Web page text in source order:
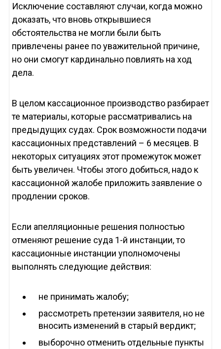
Исключение составляют случаи, когда можно
доказать, что вновь открывшиеся
обстоятельства не могли были быть
привлечены ранее по уважительной причине,
но они смогут кардинально повлиять на ход
дела.
В целом кассационное производство разбирает
те материалы, которые рассматривались на
предыдущих судах. Срок возможности подачи
кассационных представлений – 6 месяцев. В
некоторых ситуациях этот промежуток может
быть увеличен. Чтобы этого добиться, надо к
кассационной жалобе приложить заявление о
продлении сроков.
Если апелляционные решения полностью
отменяют решение суда 1-й инстанции, то
кассационные инстанции уполномочены
выполнять следующие действия:
не принимать жалобу;
рассмотреть претензии заявителя, но не
вносить изменений в старый вердикт;
выборочно отменить отдельные пункты